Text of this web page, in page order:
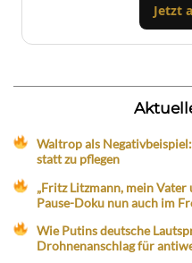
Jetzt
Waltrop als
statt zu pflegen
„Fritz Litzmann, mein Vater
Pause-Doku nun auch im
Wie Putins deutsche
Drohnenanschlag für